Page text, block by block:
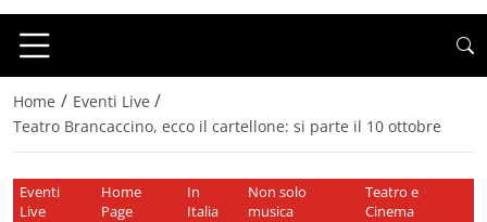
Home / Eventi Live /
Teatro Brancaccino, ecco il cartellone: si parte il 10 ottobre
Eventi
Live
Home
Page
In
Italia
Non solo
musica
Teatro e
Cinema